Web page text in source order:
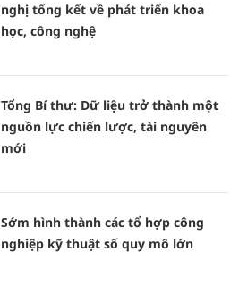
nghị tổng kết về phát triển khoa
học, công nghệ
Tổng Bí thư: Dữ liệu trở thành một
nguồn lực chiến lược, tài nguyên
mới
Sớm hình thành các tổ hợp công
nghiệp kỹ thuật số quy mô lớn